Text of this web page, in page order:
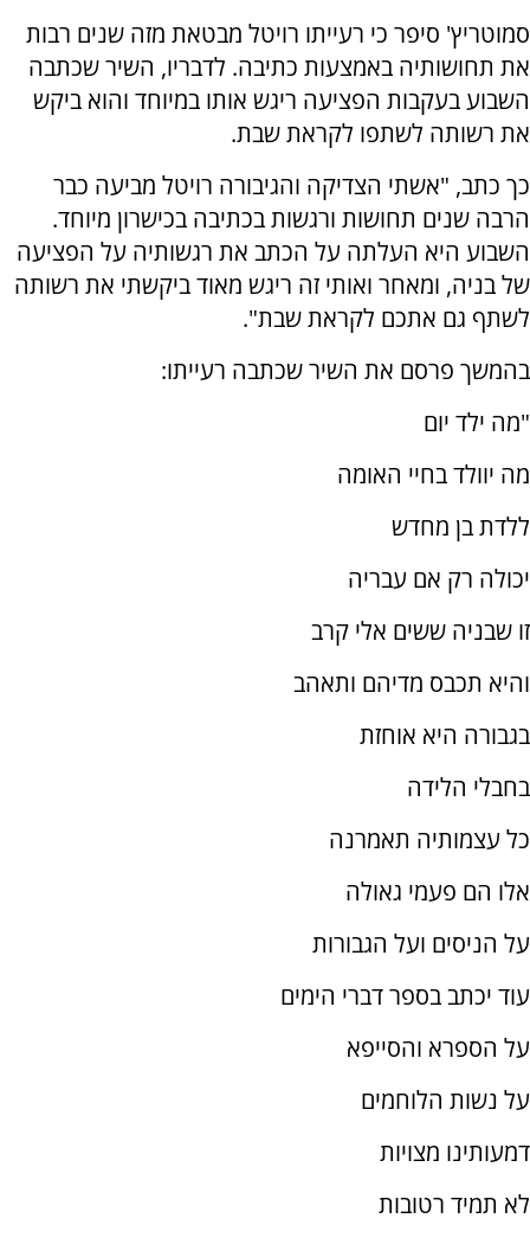
סמוטריץ' סיפר כי רעייתו רויטל מבטאת מזה שנים רבות
את תחושותיה באמצעות כתיבה. לדבריו, השיר שכתבה
השבוע בעקבות הפציעה ריגש אותו במיוחד והוא ביקש
את רשותה לשתפו לקראת שבת.
כך כתב, "אשתי הצדיקה והגיבורה רויטל מביעה כבר
הרבה שנים תחושות ורגשות בכתיבה בכישרון מיוחד.
השבוע היא העלתה על הכתב את רגשותיה על הפציעה
של בניה, ומאחר ואותי זה ריגש מאוד ביקשתי את רשותה
לשתף גם אתכם לקראת שבת".
בהמשך פרסם את השיר שכתבה רעייתו:
"מה ילד יום
מה יוולד בחיי האומה
ללדת בן מחדש
יכולה רק אם עבריה
זו שבניה ששים אלי קרב
והיא תכבס מדיהם ותאהב
בגבורה היא אוחזת
בחבלי הלידה
כל עצמותיה תאמרנה
אלו הם פעמי גאולה
על הניסים ועל הגבורות
עוד יכתב בספר דברי הימים
על הספרא והסייפא
על נשות הלוחמים
דמעותינו מצויות
לא תמיד רטובות